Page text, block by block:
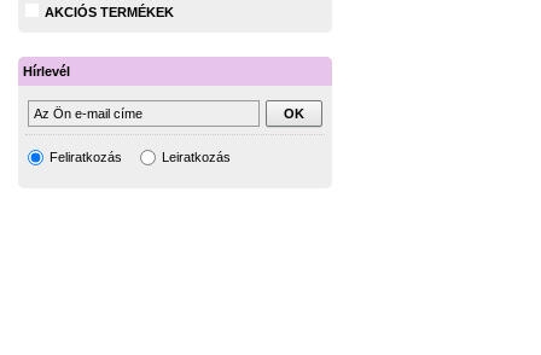
AKCIÓS TERMÉKEK
Hírlevél
Feliratkozás Leiratkozás